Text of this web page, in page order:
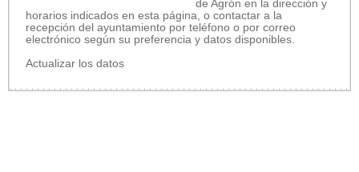
de Agrón en la dirección y
horarios indicados en esta página, o contactar a la
recepción del ayuntamiento por teléfono o por correo
electrónico según su preferencia y datos disponibles.
Actualizar los datos